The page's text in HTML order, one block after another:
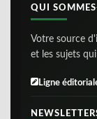
QUI
Votre source
et les sujets
Ligne